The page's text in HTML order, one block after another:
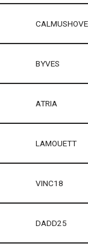
CALMUSHOVE
BYVES
ATRIA
LAMOUETT
VINC18
DADD25